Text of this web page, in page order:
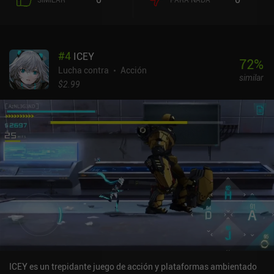
#4 ICEY
Lucha contra
Acción
$2.99
72%
similar
ICEY es un trepidante juego de acción y plataformas ambientado